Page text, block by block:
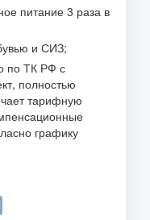
питание 3 раза в
и СИЗ;
по ТК РФ с
полностью
тарифную
графику